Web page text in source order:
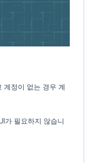
계정이 없는 경우 계
가 필요하지 않습니